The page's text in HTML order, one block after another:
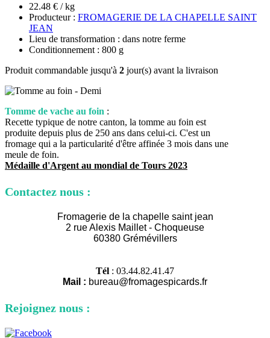
22.48 € / kg
Producteur : FROMAGERIE DE LA CHAPELLE SAINT
JEAN
Lieu de transformation : dans notre ferme
Conditionnement : 800 g
Produit commandable jusqu'à 2 jour(s) avant la livraison
Tomme de vache au foin :
Recette typique de notre canton, la tomme au foin est
produite depuis plus de 250 ans dans celui-ci. C'est un
fromage qui a la particularité d'être affinée 3 mois dans une
meule de foin.
Médaille d'Argent au mondial de Tours 2023
Contactez nous :
Fromagerie de la chapelle saint jean
2 rue Alexis Maillet - Choqueuse
60380 Grémévillers
Tél : 03.44.82.41.47
Mail : bureau@fromagespicards.fr
Rejoignez nous :